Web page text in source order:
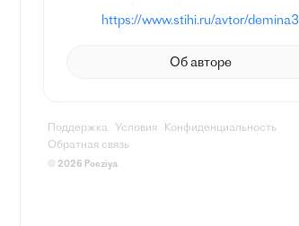
https://www.stihi.ru/avtor/demina3
Об авторе
Поддержка Условия
Конфиденциальность
Обратная связь
© 2026 Poeziya